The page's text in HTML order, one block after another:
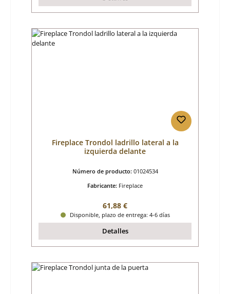
Fireplace Trondol ladrillo lateral a la
izquierda delante
Número de producto: 01024534
Fabricante: Fireplace
Precio normal:
61,88 €
Disponible, plazo de entrega: 4-6 días
Detalles